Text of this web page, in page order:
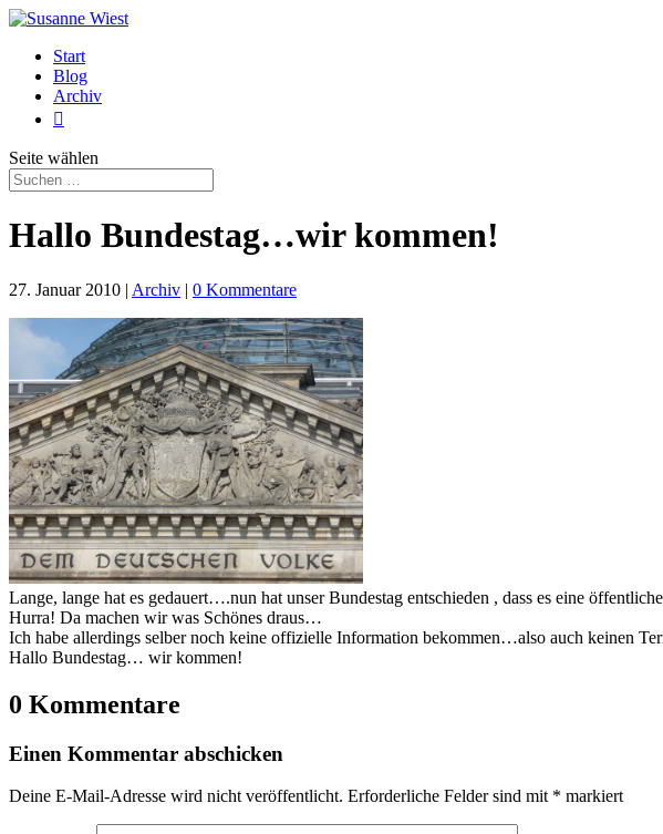
Start
Blog
Archiv

Seite wählen
Hallo Bundestag…wir kommen!
27. Januar 2010 | Archiv | 0 Kommentare
Lange, lange hat es gedauert….nun hat unser Bundestag entschieden , dass es eine
Hurra! Da machen wir was Schönes draus…
Ich habe allerdings selber noch keine offizielle Information bekommen…also auch keinen
Hallo Bundestag… wir kommen!
0 Kommentare
Einen Kommentar abschicken
Deine E-Mail-Adresse wird nicht veröffentlicht. Erforderliche Felder sind mit * markiert